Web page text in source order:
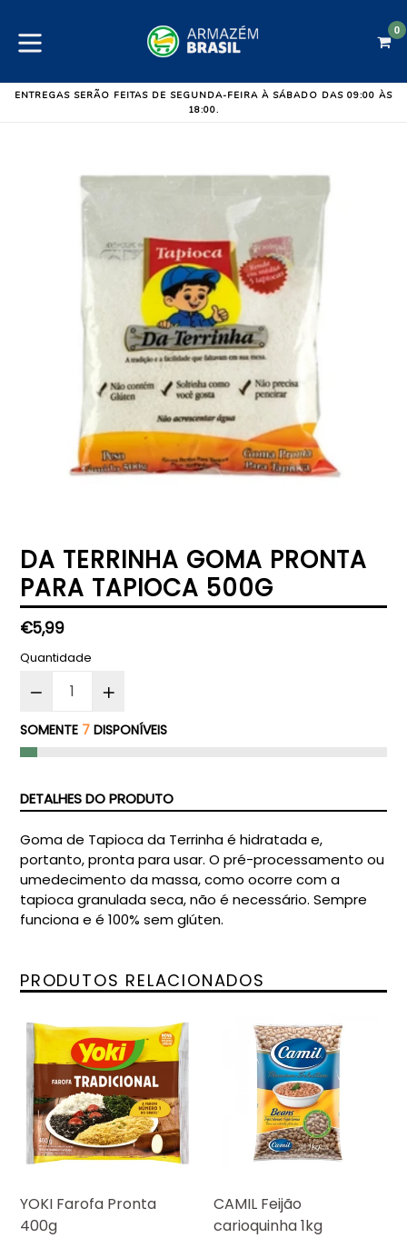
0
ENTREGAS SERÃO FEITAS DE SEGUNDA-FEIRA À SÁBADO DAS 09:00 ÀS
18:00.
DA TERRINHA GOMA PRONTA
PARA TAPIOCA 500G
Preço
normal
€5,99
Quantidade
SOMENTE 7 DISPONÍVEIS
DETALHES DO PRODUTO
Goma de Tapioca da Terrinha é hidratada e,
portanto, pronta para usar. O pré-processamento ou
umedecimento da massa, como ocorre com a
tapioca granulada seca, não é necessário. Sempre
funciona e é 100% sem glúten.
PRODUTOS RELACIONADOS
YOKI Farofa Pronta
400g
CAMIL Feijão
carioquinha 1kg